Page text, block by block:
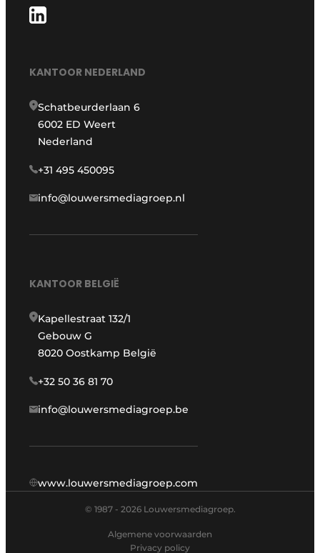
KANTOOR NEDERLAND
Schatbeurderlaan 6
6002 ED Weert
Nederland
+31 495 450095
info@louwersmediagroep.nl
KANTOOR BELGIË
Kapellestraat 132/1
Gebouw G
8020 Oostkamp België
+32 50 36 81 70
info@louwersmediagroep.be
www.louwersmediagroep.com
© 1987 - 2026 Louwersmediagroep.
Algemene voorwaarden
Privacy policy